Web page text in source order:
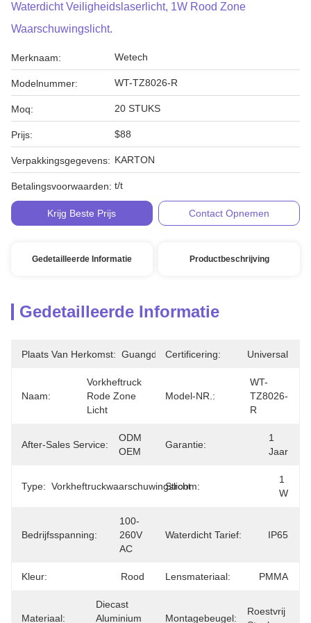
Waterdicht Veiligheidslaserlicht, 1W Rood Zone
Waarschuwingslicht.
Merknaam: Wetech
Modelnummer: WT-TZ8026-R
Moq: 20 STUKS
Prijs: $88
Verpakkingsgegevens: KARTON
Betalingsvoorwaarden: t/t
Krijg Beste Prijs Contact Opnemen
Gedetailleerde Informatie Productbeschrijving
Gedetailleerde Informatie
Plaats Van Herkomst: GuangdongCertificering: Universal
Naam:
Vorkheftruck
Rode Zone
Licht
Model-NR.:
WT-
TZ8026-
R
After-Sales Service:
ODM
OEM
Garantie:
1
Jaar
Type: Vorkheftruckwaarschuwingslicht
Stroom:
1
W
Bedrijfsspanning:
100-
260V
AC
Waterdicht Tarief: IP65
Kleur: Rood Lensmateriaal: PMMA
Materiaal:
Diecast
Aluminium
Montagebeugel:
Roestvrij